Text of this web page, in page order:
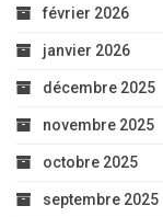
février 2026
janvier 2026
décembre 2025
novembre 2025
octobre 2025
septembre 2025